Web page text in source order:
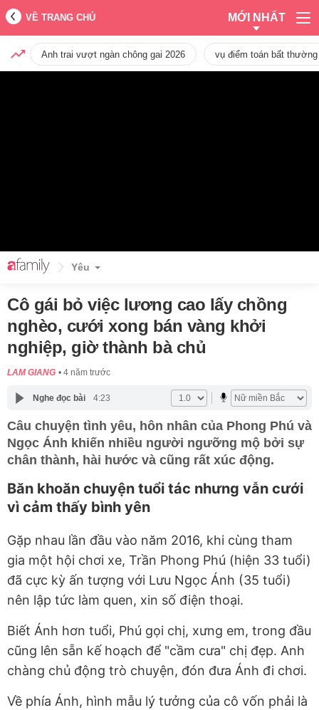
VỀ TRANG CHỦ MỚI NHẤT
Anh trai vượt ngàn chông gai 2026 vụ điểm toán bất
Yêu
Cô gái bỏ việc lương cao lấy chồng
nghèo, cưới xong bán vàng khởi
nghiệp, giờ thành bà chủ
LAM GIANG 4 năm trước
Nghe đọc bài 4:23
Câu chuyện tình yêu, hôn nhân của Phong Phú và
Ngọc Ánh khiến nhiều người ngưỡng mộ bởi sự
chân thành, hài hước và cũng rất xúc động.
Băn khoăn chuyện tuổi tác nhưng vẫn cưới
vì cảm thấy bình yên
Gặp nhau lần đầu vào năm 2016, khi cùng tham
gia một hội chơi xe, Trần Phong Phú (hiện 33 tuổi)
đã cực kỳ ấn tượng với Lưu Ngọc Ánh (35 tuổi)
nên lập tức làm quen, xin số điện thoại.
Biết Ánh hơn tuổi, Phú gọi chị, xưng em, trong đầu
cũng lên sẵn kế hoạch để "cầm cưa" chị đẹp. Anh
chàng chủ động trò chuyện, đón đưa Ánh đi chơi.
Về phía Ánh, hình mẫu lý tưởng của cô vốn phải là